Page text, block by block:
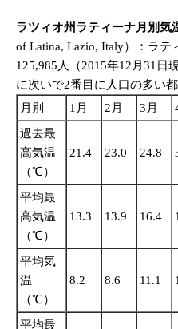
ラツィオ州ラティーナ月別気
of Latina, Lazio, Italy）：ラテ
125,985人（2015年12月31日
に次いで2番目に人口の多い都
月別
1月 2月 3月
過去最
高気温
（℃）
21.4 23.0 24.8
平均最
高気温
（℃）
13.3 13.9 16.4
平均気
温
（℃）
8.2 8.6 11.1
平均最